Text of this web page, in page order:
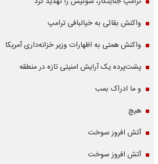
واکنش بقائی به خیالبافی ترامپ
واکنش همتی به اظهارات وزیر خزانه‌داری آمریکا
پشت‌پرده یک آرایش امنیتی تازه در منطقه
و ما ادراک بمب
هیچ
آتش افروز سوخت
آتش افروز سوخت